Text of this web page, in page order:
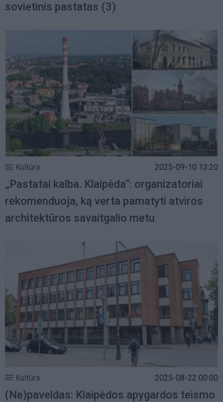
sovietinis pastatas (3)
Kultūra 2025-09-10 13:20
„Pastatai kalba. Klaipėda“: organizatoriai
rekomenduoja, ką verta pamatyti atviros
architektūros savaitgalio metu
Kultūra 2025-08-22 00:00
(Ne)paveldas: Klaipėdos apygardos teismo